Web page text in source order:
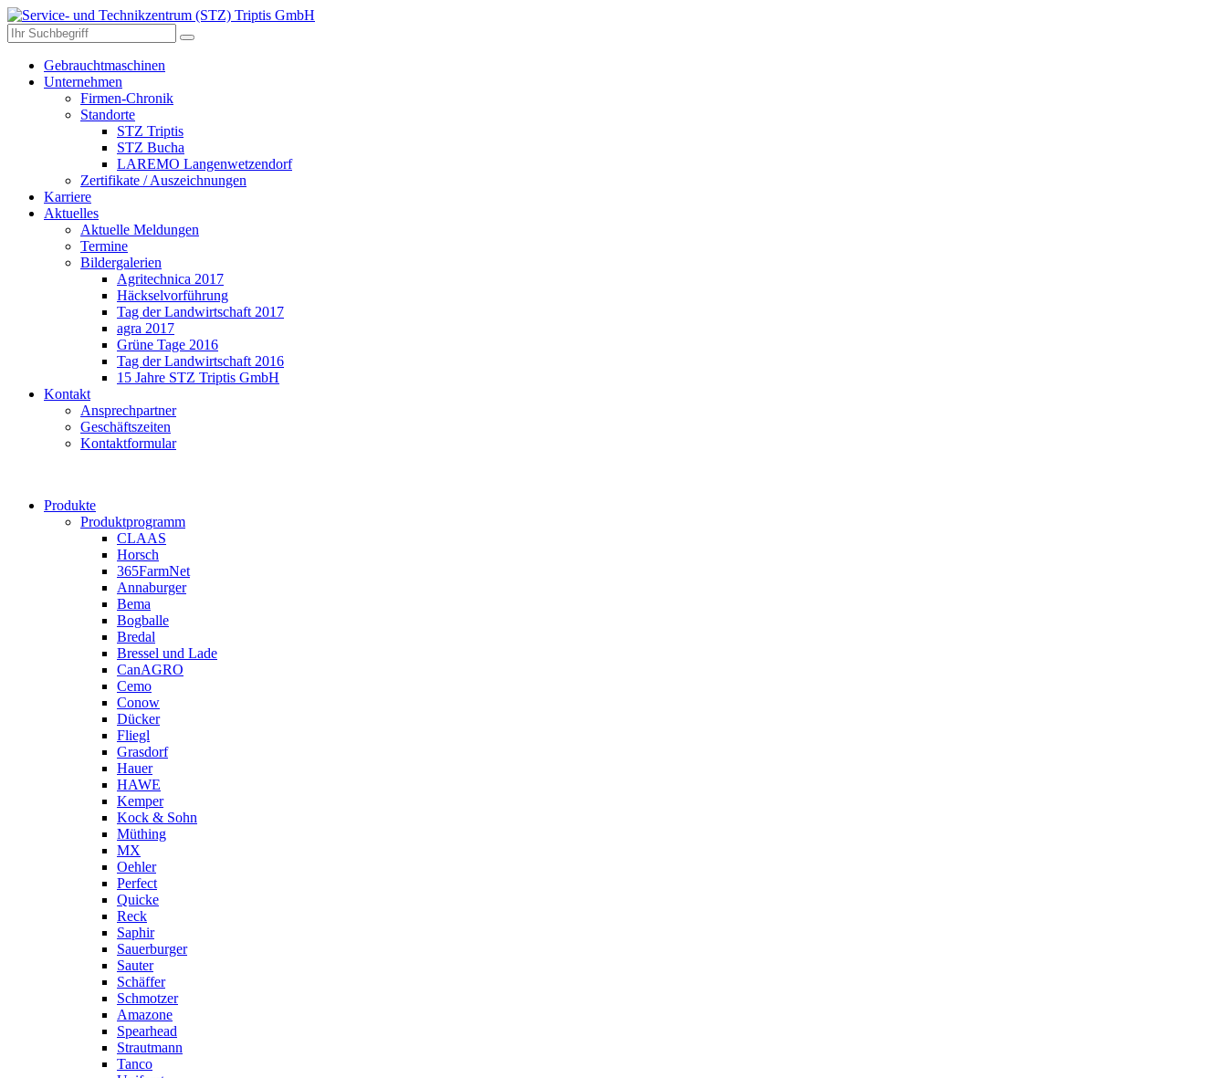
Gebrauchtmaschinen
Unternehmen
Firmen-Chronik
Standorte
STZ Triptis
STZ Bucha
LAREMO Langenwetzendorf
Zertifikate / Auszeichnungen
Karriere
Aktuelles
Aktuelle Meldungen
Termine
Bildergalerien
Agritechnica 2017
Häckselvorführung
Tag der Landwirtschaft 2017
agra 2017
Grüne Tage 2016
Tag der Landwirtschaft 2016
15 Jahre STZ Triptis GmbH
Kontakt
Ansprechpartner
Geschäftszeiten
Kontaktformular
Produkte
Produktprogramm
CLAAS
Horsch
365FarmNet
Annaburger
Bema
Bogballe
Bredal
Bressel und Lade
CanAGRO
Cemo
Conow
Dücker
Fliegl
Grasdorf
Hauer
HAWE
Kemper
Kock & Sohn
Müthing
MX
Oehler
Perfect
Quicke
Reck
Saphir
Sauerburger
Sauter
Schäffer
Schmotzer
Amazone
Spearhead
Strautmann
Tanco